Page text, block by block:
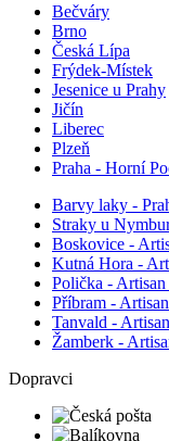
Bečváry
Brno
Česká Lípa
Frýdek-Místek
Jesenice u Prahy
Jičín
Liberec
Plzeň
Praha - Horní
Barvy laky -
Straky u
Boskovice -
Kutná Hora -
Polička - Artisan
Příbram -
Tanvald -
Žamberk -
Dopravci